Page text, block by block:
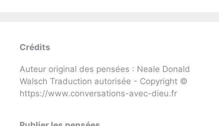
Crédits
Auteur original des pensées : Neale Donald
Walsch Traduction autorisée - Copyright ©
https://www.conversations-avec-dieu.fr